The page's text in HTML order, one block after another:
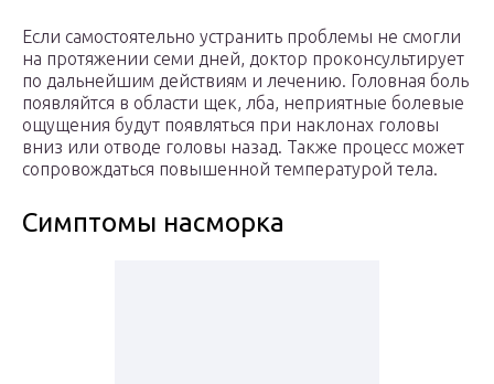
Если самостоятельно устранить проблемы не смогли
на протяжении семи дней, доктор проконсультирует
по дальнейшим действиям и лечению. Головная боль
появляйтся в области щек, лба, неприятные болевые
ощущения будут появляться при наклонах головы
вниз или отводе головы назад. Также процесс может
сопровождаться повышенной температурой тела.
Симптомы насморка